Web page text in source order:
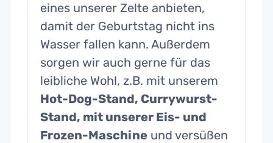
eines unserer Zelte anbieten,
damit der Geburtstag nicht ins
Wasser fallen kann. Außerdem
sorgen wir auch gerne für das
leibliche Wohl, z.B. mit unserem
Hot-Dog-Stand, Currywurst-
Stand, mit unserer Eis- und
Frozen-Maschine und versüßen